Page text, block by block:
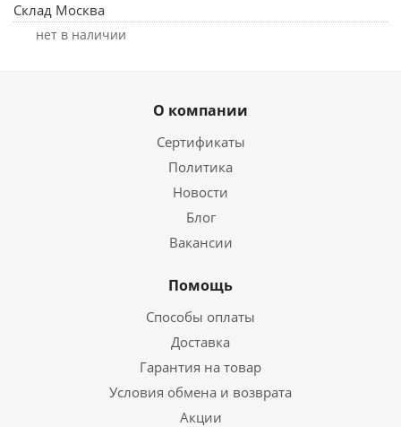
Склад Москва
Нет в наличии
О компании
Сертификаты
Политика
Новости
Блог
Вакансии
Помощь
Способы оплаты
Доставка
Гарантия на товар
Условия обмена и возврата
Акции